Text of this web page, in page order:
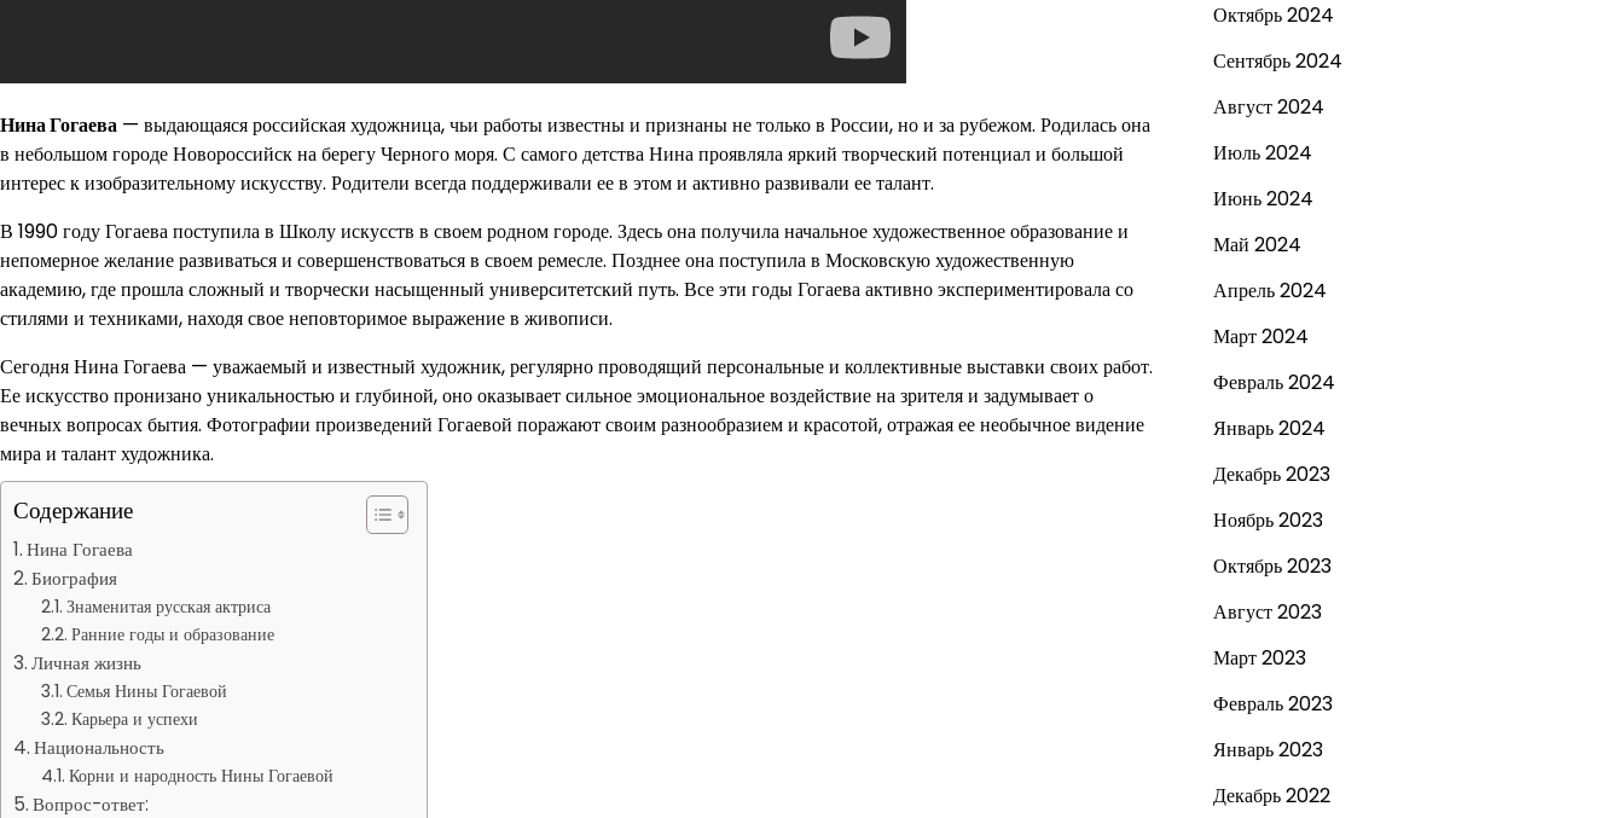
Нина Гогаева — выдающаяся российская художница, чьи работы известны и признаны не только в России, но и за рубежом. Родилась она
в небольшом городе Новороссийск на берегу Черного моря. С самого детства Нина проявляла яркий творческий потенциал и большой
интерес к изобразительному искусству. Родители всегда поддерживали ее в этом и активно развивали ее талант.
В 1990 году Гогаева поступила в Школу искусств в своем родном городе. Здесь она получила начальное художественное образование и
непомерное желание развиваться и совершенствоваться в своем ремесле. Позднее она поступила в Московскую художественную
академию, где прошла сложный и творчески насыщенный университетский путь. Все эти годы Гогаева активно экспериментировала со
стилями и техниками, находя свое неповторимое выражение в живописи.
Сегодня Нина Гогаева — уважаемый и известный художник, регулярно проводящий персональные и коллективные выставки своих работ.
Ее искусство пронизано уникальностью и глубиной, оно оказывает сильное эмоциональное воздействие на зрителя и задумывает о
вечных вопросах бытия. Фотографии произведений Гогаевой поражают своим разнообразием и красотой, отражая ее необычное видение
мира и талант художника.
Содержание
Нина Гогаева
Биография
Знаменитая русская актриса
Ранние годы и образование
Личная жизнь
Семья Нины Гогаевой
Карьера и успехи
Национальность
Корни и народность Нины Гогаевой
Вопрос-ответ:
Октябрь 2024
Сентябрь 2024
Август 2024
Июль 2024
Июнь 2024
Май 2024
Апрель 2024
Март 2024
Февраль 2024
Январь 2024
Декабрь 2023
Ноябрь 2023
Октябрь 2023
Август 2023
Март 2023
Февраль 2023
Январь 2023
Декабрь 2022